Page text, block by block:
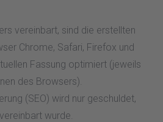
vereinbart, sind die erstellten
Chrome, Safari, Firefox und
Fassung optimiert (jeweils
des Browsers).
(SEO) wird nur geschuldet,
wurde.